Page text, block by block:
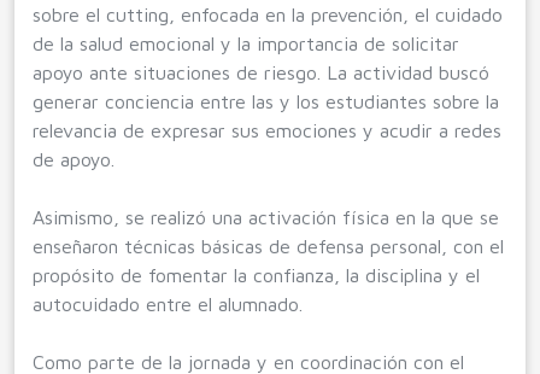
sobre el cutting, enfocada en la prevención, el cuidado
de la salud emocional y la importancia de solicitar
apoyo ante situaciones de riesgo. La actividad buscó
generar conciencia entre las y los estudiantes sobre la
relevancia de expresar sus emociones y acudir a redes
de apoyo.
Asimismo, se realizó una activación física en la que se
enseñaron técnicas básicas de defensa personal, con el
propósito de fomentar la confianza, la disciplina y el
autocuidado entre el alumnado.
Como parte de la jornada y en coordinación con el